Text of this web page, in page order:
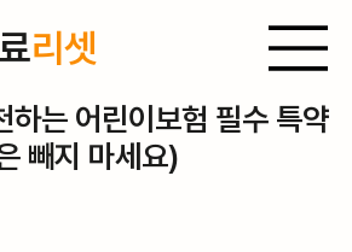
리셋
하는 어린이보험 필수 특약
빼지 마세요)